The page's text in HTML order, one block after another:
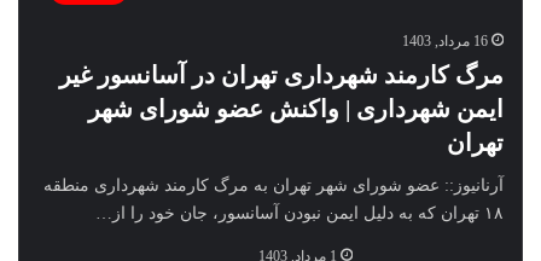
16 مرداد, 1403
مرگ کارمند شهرداری تهران در آسانسور غیر
ایمن شهرداری | واکنش عضو شورای شهر
تهران
آرنانیوز:: عضو شورای شهر تهران به مرگ کارمند شهرداری منطقه
۱۸ تهران که به دلیل ایمن نبودن آسانسور، جان خود را از…
1 مرداد, 1403